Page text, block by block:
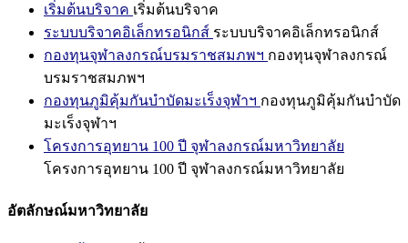
เริ่มต้นบริจาค เริ่มต้นบริจาค
ระบบบริจาคอิเล็กทรอนิกส์ ระบบบริจาคอิเล็กทรอนิกส์
กองทุนจุฬาลงกรณ์บรมราชสมภพฯ กองทุนจุฬาลงกรณ์
บรมราชสมภพฯ
กองทุนภูมิคุ้มกันบำบัดมะเร็งจุฬาฯ กองทุนภูมิคุ้มกันบำบัด
มะเร็งจุฬาฯ
โครงการอุทยาน 100 ปี จุฬาลงกรณ์มหาวิทยาลัย
โครงการอุทยาน 100 ปี จุฬาลงกรณ์มหาวิทยาลัย
อัตลักษณ์มหาวิทยาลัย